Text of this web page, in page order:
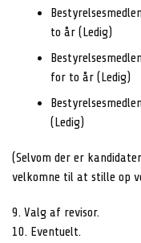
to år (Ledig)
for to år (Ledig)
(Ledig)
(Selvom der er
velkomne til at stille op
9. Valg af revisor.
10. Eventuelt.